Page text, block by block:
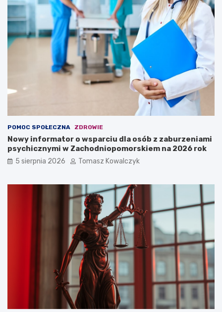
POMOC SPOŁECZNA ZDROWIE
Nowy informator o wsparciu dla osób z zaburzeniami
psychicznymi w Zachodniopomorskiem na 2026 rok
5 sierpnia 2026 Tomasz Kowalczyk